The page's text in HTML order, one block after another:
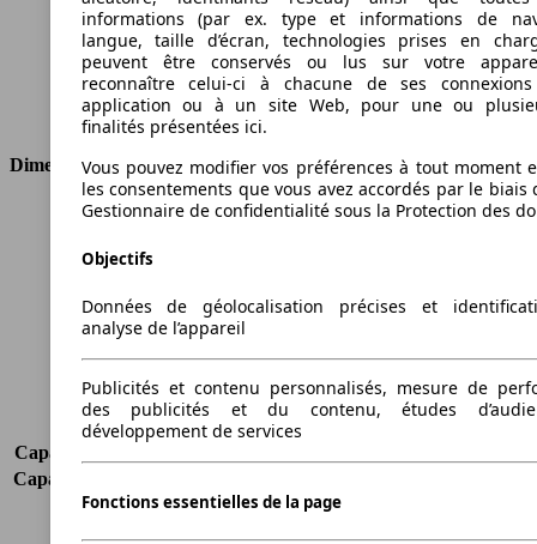
Cylindrée
1498 ccm
Carburant
Essence
Cylindres
4
Transmission
Boîte automatique
Type de traction
Transmission intégrale
Dimensions
Longueur
4600 mm
Largeur
Empattement
2662 mm
Poids maximum
2350 kg
Sièges
5
Charge sur toit
Capacité de remorquage (sans freins)
Capacité de remorquage (avec freins)
Volume du coffre
561 - 1756 l
informations (par ex. type et informations de
langue, taille d’écran, technologies prises en
peuvent être conservés ou lus sur votre
reconnaître celui-ci à chacune de ses
application ou à un site Web, pour une ou
finalités présentées ici.
Vous pouvez modifier vos préférences à tout moment
les consentements que vous avez accordés par le biais
Gestionnaire de confidentialité sous la Protection des
Objectifs
Données de géolocalisation précises et
analyse de l’appareil
Publicités et contenu personnalisés, mesure de
des publicités et du contenu, études
développement de services
Fonctions essentielles de la page